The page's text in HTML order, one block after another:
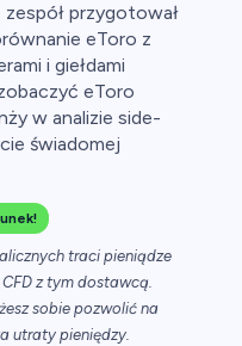
zespół przygotował
eToro z
i giełdami
eToro
w analizie side-
świadomej
traci pieniądze
z tym dostawcą.
sobie pozwolić na
utraty pieniędzy.